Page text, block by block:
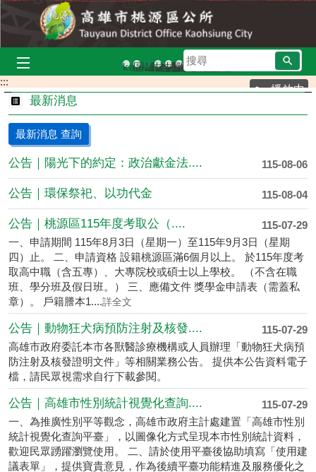
跳到主要內容區塊
搜
尋
播放中
kaukau山籟愛玉館
區運合照
113年區運
拉阿魯哇族-女性
拉阿魯哇族祭屋
雅尼綜合場
布農族
:::
最新消息
最新消息 查詢
115-08-06
公告｜陽光下的約定：政治獻金法....
115-08-04
公告｜環保祭祀、以功代金
115-07-29
公告｜桃源區115年度考取公（....
一、申請期間 115年8月3日（星期一）至115年9月3日（星期
四）止。 二、申請資格 設籍桃源區滿6個月以上。 於115年度考
取高中職（含五專）、大專院校或碩士以上學校。 （不含在職
班、學分班及假日班。） 三、應備文件 獎學金申請表（需蓋私
章）。 戶籍謄本1....詳全文
115-07-29
公告｜動物狂犬病預防注射及核發....
高雄市政府委託本市各獸醫診療機構或人員辦理「動物狂犬病預
防注射及核發證明文件」等相關業務公告。 提供本公告資料電子
檔，請民眾視需求自行下載參閱。
115-07-29
公告｜高雄市性別統計視覺化查詢....
一、為推廣性別平等觀念，高雄市政府主計處建置「高雄市性別
統計視覺化查詢平臺」，以圖像化方式呈現本市性別統計資料，
歡迎民眾踴躍瀏覽使用。 二、請於使用平臺後協助填寫「使用建
議表單」，提供寶貴意見，作為後續平臺功能精進及服務優化之